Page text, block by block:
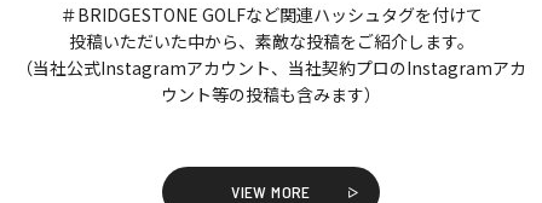
＃BRIDGESTONE GOLFなど関連ハッシュタグを付けて
投稿いただいた中から、素敵な投稿をご紹介します。
（当社公式Instagramアカウント、当社契約プロのInstagramアカ
ウント等の投稿も含みます）
VIEW MORE